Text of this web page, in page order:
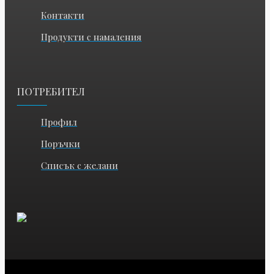
Контакти
Продукти с намаления
ПОТРЕБИТЕЛ
Профил
Поръчки
Списък с желани